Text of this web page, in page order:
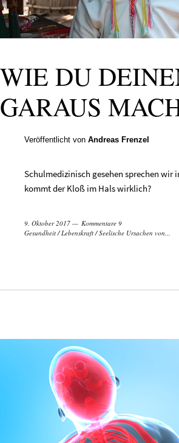
WIE DU
GARAUS
Veröffentlicht von Andreas Frenzel
Schulmedizinisch gesehen sprechen wir
kommt der Kloß im Hals wirklich?
9. Oktober 2017
Kommentare 9
Gesundheit/Lebenskraft/Seelische Ursachen von...